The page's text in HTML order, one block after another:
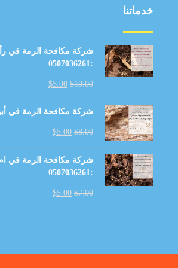
خدماتنا
شركة مكافحة الرمة في
:0507036261
$10.00
$5.00
شركة مكافحة الرمة في أبوظبي
$8.00
$5.00
شركة مكافحة الرمة في ام
:0507036261
$7.00
$5.00